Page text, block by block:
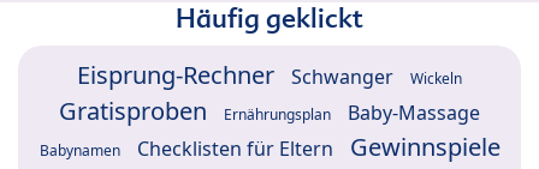
Häufig geklickt
Eisprung-Rechner Schwanger Wickeln
Gratisproben Ernährungsplan Baby-Massage
Babynamen Checklisten für Eltern
Gewinnspiele